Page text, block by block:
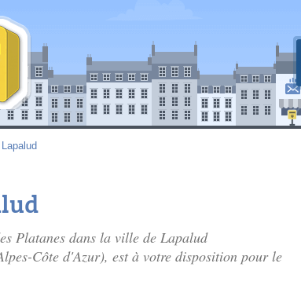
Lapalud
Platanes dans la ville de Lapalud
Côte d'Azur), est à votre disposition pour le